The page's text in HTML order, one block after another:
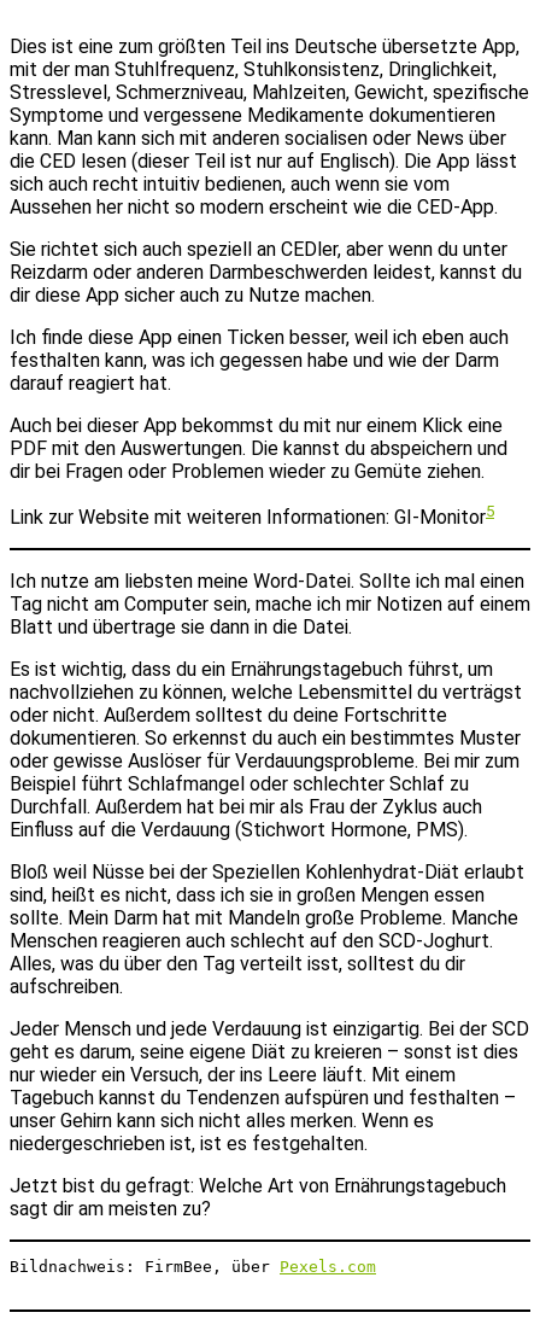
Dies ist eine zum größten Teil ins Deutsche übersetzte App,
mit der man Stuhlfrequenz, Stuhlkonsistenz, Dringlichkeit,
Stresslevel, Schmerzniveau, Mahlzeiten, Gewicht, spezifische
Symptome und vergessene Medikamente dokumentieren
kann. Man kann sich mit anderen socialisen oder News über
die CED lesen (dieser Teil ist nur auf Englisch). Die App lässt
sich auch recht intuitiv bedienen, auch wenn sie vom
Aussehen her nicht so modern erscheint wie die CED-App.
Sie richtet sich auch speziell an CEDler, aber wenn du unter
Reizdarm oder anderen Darmbeschwerden leidest, kannst du
dir diese App sicher auch zu Nutze machen.
Ich finde diese App einen Ticken besser, weil ich eben auch
festhalten kann, was ich gegessen habe und wie der Darm
darauf reagiert hat.
Auch bei dieser App bekommst du mit nur einem Klick eine
PDF mit den Auswertungen. Die kannst du abspeichern und
dir bei Fragen oder Problemen wieder zu Gemüte ziehen.
Link zur Website mit weiteren Informationen: GI-Monitor5
Ich nutze am liebsten meine Word-Datei. Sollte ich mal einen
Tag nicht am Computer sein, mache ich mir Notizen auf einem
Blatt und übertrage sie dann in die Datei.
Es ist wichtig, dass du ein Ernährungstagebuch führst, um
nachvollziehen zu können, welche Lebensmittel du verträgst
oder nicht. Außerdem solltest du deine Fortschritte
dokumentieren. So erkennst du auch ein bestimmtes Muster
oder gewisse Auslöser für Verdauungsprobleme. Bei mir zum
Beispiel führt Schlafmangel oder schlechter Schlaf zu
Durchfall. Außerdem hat bei mir als Frau der Zyklus auch
Einfluss auf die Verdauung (Stichwort Hormone, PMS).
Bloß weil Nüsse bei der Speziellen Kohlenhydrat-Diät erlaubt
sind, heißt es nicht, dass ich sie in großen Mengen essen
sollte. Mein Darm hat mit Mandeln große Probleme. Manche
Menschen reagieren auch schlecht auf den SCD-Joghurt.
Alles, was du über den Tag verteilt isst, solltest du dir
aufschreiben.
Jeder Mensch und jede Verdauung ist einzigartig. Bei der SCD
geht es darum, seine eigene Diät zu kreieren – sonst ist dies
nur wieder ein Versuch, der ins Leere läuft. Mit einem
Tagebuch kannst du Tendenzen aufspüren und festhalten –
unser Gehirn kann sich nicht alles merken. Wenn es
niedergeschrieben ist, ist es festgehalten.
Jetzt bist du gefragt: Welche Art von Ernährungstagebuch
sagt dir am meisten zu?
Bildnachweis: FirmBee, über Pexels.com